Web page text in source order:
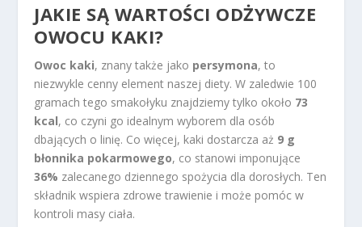
JAKIE SĄ WARTOŚCI ODŻYWCZE
OWOCU KAKI?
Owoc kaki, znany także jako persymona, to
niezwykle cenny element naszej diety. W zaledwie 100
gramach tego smakołyku znajdziemy tylko około 73
kcal, co czyni go idealnym wyborem dla osób
dbających o linię. Co więcej, kaki dostarcza aż 9 g
błonnika pokarmowego, co stanowi imponujące
36% zalecanego dziennego spożycia dla dorosłych. Ten
składnik wspiera zdrowe trawienie i może pomóc w
kontroli masy ciała.